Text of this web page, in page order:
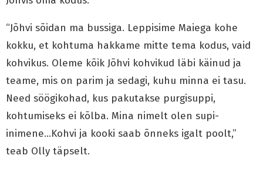
“Jõhvi sõidan ma bussiga. Leppisime Maiega kohe
kokku, et kohtuma hakkame mitte tema kodus, vaid
kohvikus. Oleme kõik Jõhvi kohvikud läbi käinud ja
teame, mis on parim ja sedagi, kuhu minna ei tasu.
Need söögikohad, kus pakutakse purgisuppi,
kohtumiseks ei kõlba. Mina nimelt olen supi-
inimene…Kohvi ja kooki saab õnneks igalt poolt,”
teab Olly täpselt.